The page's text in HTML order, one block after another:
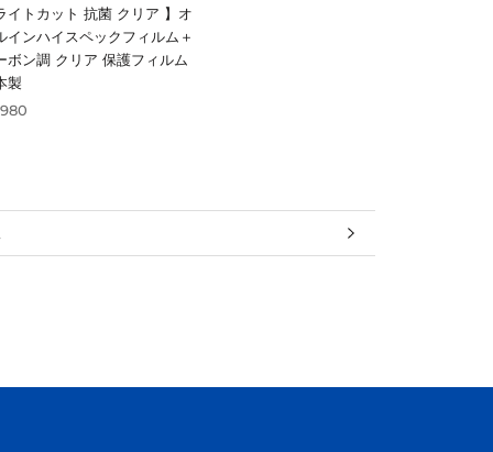
イトカット 抗菌 クリア 】オ
インハイスペックフィルム＋
ボン調 クリア 保護フィルム
製